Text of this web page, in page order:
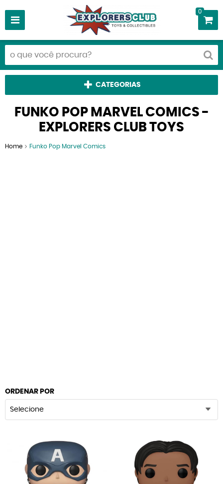
0
CATEGORIAS
FUNKO POP MARVEL COMICS -
EXPLORERS CLUB TOYS
Home Funko Pop Marvel Comics
ORDENAR POR
Selecione